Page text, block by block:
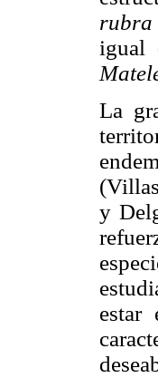
igual
La
y
estar